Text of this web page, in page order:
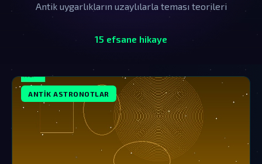
Antik uygarlıkların uzaylılarla teması teorileri
15 efsane hikaye
ANTIK ASTRONOTLAR